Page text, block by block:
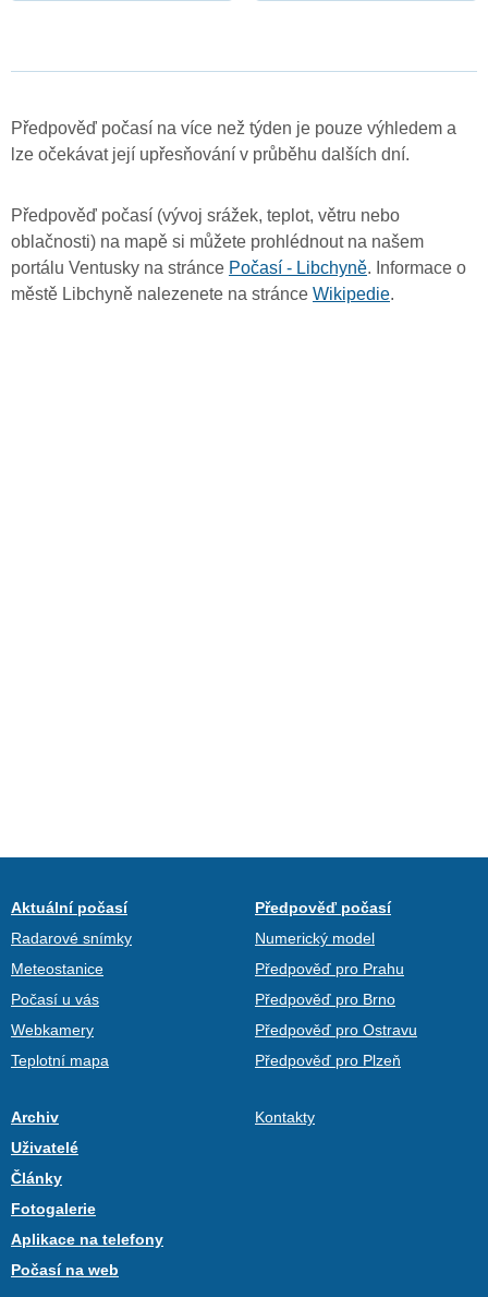
Předpověď počasí na více než týden je pouze výhledem a
lze očekávat její upřesňování v průběhu dalších dní.
Předpověď počasí (vývoj srážek, teplot, větru nebo
oblačnosti) na mapě si můžete prohlédnout na našem
portálu Ventusky na stránce Počasí - Libchyně. Informace o
městě Libchyně nalezenete na stránce Wikipedie.
Aktuální počasí
Radarové snímky
Meteostanice
Počasí u vás
Webkamery
Teplotní mapa
Předpověď počasí
Numerický model
Předpověď pro Prahu
Předpověď pro Brno
Předpověď pro Ostravu
Předpověď pro Plzeň
Archiv
Uživatelé
Články
Fotogalerie
Aplikace na telefony
Počasí na web
Kontakty